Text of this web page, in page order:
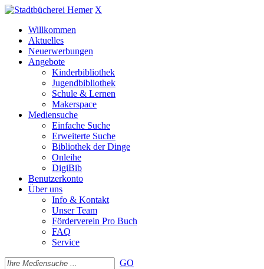
X
Willkommen
Aktuelles
Neuerwerbungen
Angebote
Kinderbibliothek
Jugendbibliothek
Schule & Lernen
Makerspace
Mediensuche
Einfache Suche
Erweiterte Suche
Bibliothek der Dinge
Onleihe
DigiBib
Benutzerkonto
Über uns
Info & Kontakt
Unser Team
Förderverein Pro Buch
FAQ
Service
GO